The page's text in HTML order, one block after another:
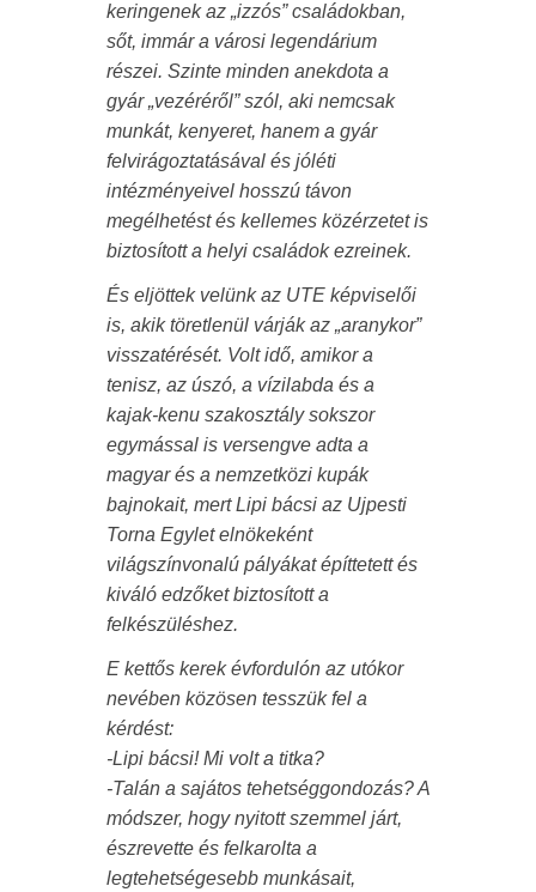
keringenek az „izzós” családokban,
sőt, immár a városi legendárium
részei. Szinte minden anekdota a
gyár „vezéréről” szól, aki nemcsak
munkát, kenyeret, hanem a gyár
felvirágoztatásával és jóléti
intézményeivel hosszú távon
megélhetést és kellemes közérzetet is
biztosított a helyi családok ezreinek.
És eljöttek velünk az UTE képviselői
is, akik töretlenül várják az „aranykor”
visszatérését. Volt idő, amikor a
tenisz, az úszó, a vízilabda és a
kajak-kenu szakosztály sokszor
egymással is versengve adta a
magyar és a nemzetközi kupák
bajnokait, mert Lipi bácsi az Ujpesti
Torna Egylet elnökeként
világszínvonalú pályákat építtetett és
kiváló edzőket biztosított a
felkészüléshez.
E kettős kerek évfordulón az utókor
nevében közösen tesszük fel a
kérdést:
-Lipi bácsi! Mi volt a titka?
-Talán a sajátos tehetséggondozás? A
módszer, hogy nyitott szemmel járt,
észrevette és felkarolta a
legtehetségesebb munkásait,